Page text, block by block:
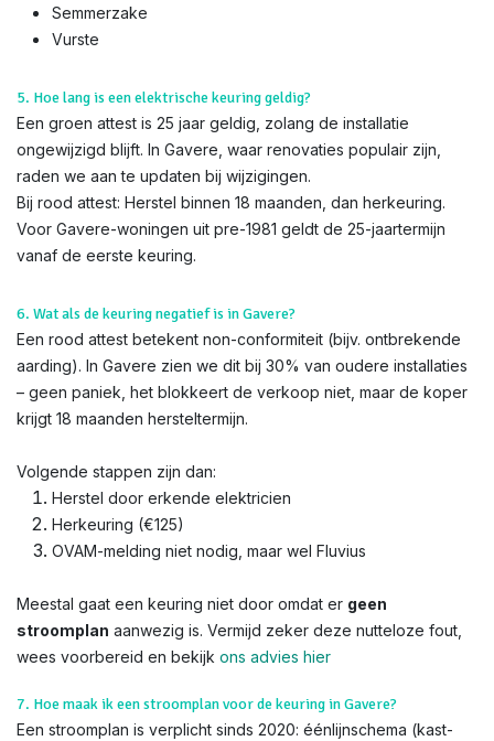
Semmerzake
Vurste
5. Hoe lang is een elektrische keuring geldig?
Een groen attest is 25 jaar geldig, zolang de installatie
ongewijzigd blijft. In Gavere, waar renovaties populair zijn,
raden we aan te updaten bij wijzigingen.
Bij rood attest: Herstel binnen 18 maanden, dan herkeuring.
Voor Gavere-woningen uit pre-1981 geldt de 25-jaartermijn
vanaf de eerste keuring.
6. Wat als de keuring negatief is in Gavere?
Een rood attest betekent non-conformiteit (bijv. ontbrekende
aarding). In Gavere zien we dit bij 30% van oudere installaties
– geen paniek, het blokkeert de verkoop niet, maar de koper
krijgt 18 maanden hersteltermijn.
Volgende stappen zijn dan:
Herstel door erkende elektricien
Herkeuring (€125)
OVAM-melding niet nodig, maar wel Fluvius
Meestal gaat een keuring niet door omdat er geen
stroomplan aanwezig is. Vermijd zeker deze nutteloze fout,
wees voorbereid en bekijk ons advies hier
7. Hoe maak ik een stroomplan voor de keuring in Gavere?
Een stroomplan is verplicht sinds 2020: éénlijnschema (kast-